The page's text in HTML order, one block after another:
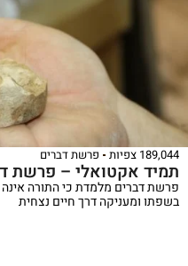
189,044 צפיות פרשת דברים
תמיד אקטואלי – פרשת
פרשת דברים מלמדת כי התורה
בשפתו ומעניקה דרך חיים נצחית